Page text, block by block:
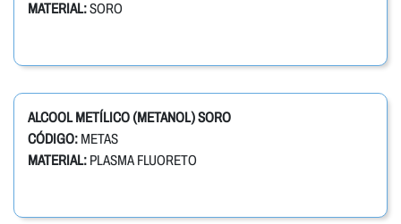
MATERIAL:SORO
ALCOOL METÍLICO (METANOL) SORO
CÓDIGO: METAS
MATERIAL: PLASMA FLUORETO